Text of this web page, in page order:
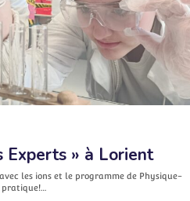
Experts » à Lorient
les ions et le programme de Physique-
pratique!…